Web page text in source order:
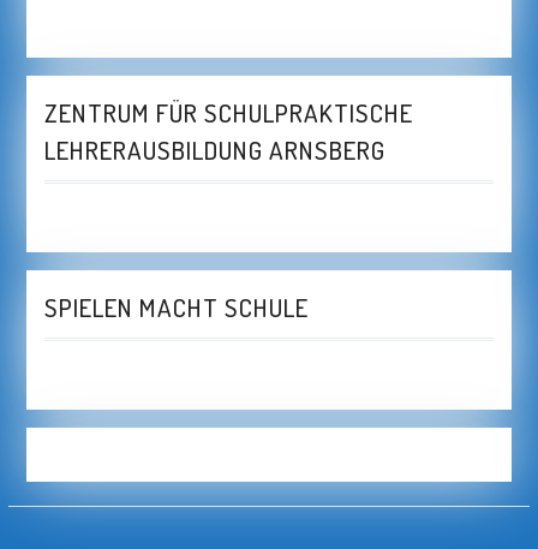
ZENTRUM FÜR SCHULPRAKTISCHE
LEHRERAUSBILDUNG ARNSBERG
SPIELEN MACHT SCHULE